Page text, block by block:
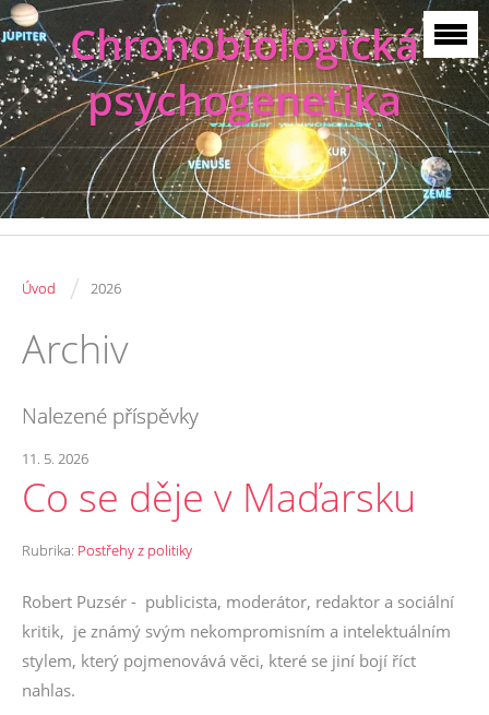
Chronobiologická
psychogenetika
Úvod / 2026
Archiv
Nalezené příspěvky
11. 5. 2026
Co se děje v Maďarsku
Rubrika: Postřehy z politiky
Robert Puzsér - publicista, moderátor, redaktor a sociální
kritik, je známý svým nekompromisním a intelektuálním
stylem, který pojmenovává věci, které se jiní bojí říct
nahlas.